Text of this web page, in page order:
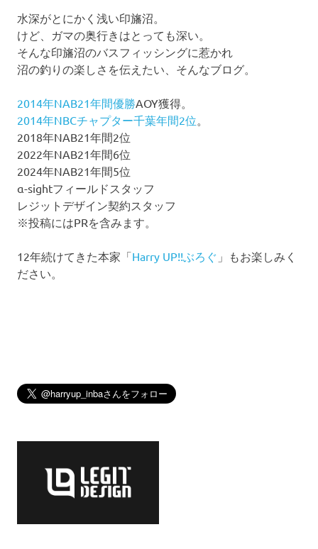
水深がとにかく浅い印旛沼。
けど、ガマの奥行きはとっても深い。
そんな印旛沼のバスフィッシングに惹かれ
沼の釣りの楽しさを伝えたい、そんなブログ。
2014年NAB21年間優勝AOY獲得。
2014年NBCチャプター千葉年間2位。
2018年NAB21年間2位
2022年NAB21年間6位
2024年NAB21年間5位
α-sightフィールドスタッフ
レジットデザイン契約スタッフ
※投稿にはPRを含みます。
12年続けてきた本家「Harry UP!!ぶろぐ 」もお楽しみく
ださい。